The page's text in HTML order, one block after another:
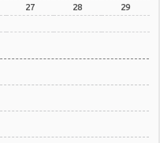
27 28
29